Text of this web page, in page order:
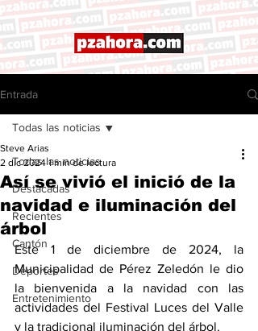
Entrada
Todas las noticias
Destacadas
Recientes
Cantón
Deportes
Entretenimiento
Todas las noticias
Así se vivió el inició de la
navidad e iluminación del
árbol
Steve Arias
2 dic 2024 1 min de lectura
Este 1 de diciembre de 2024, la
Municipalidad de Pérez Zeledón le dio
la bienvenida a la navidad con las
actividades del Festival Luces del Valle
y la tradicional iluminación del árbol.